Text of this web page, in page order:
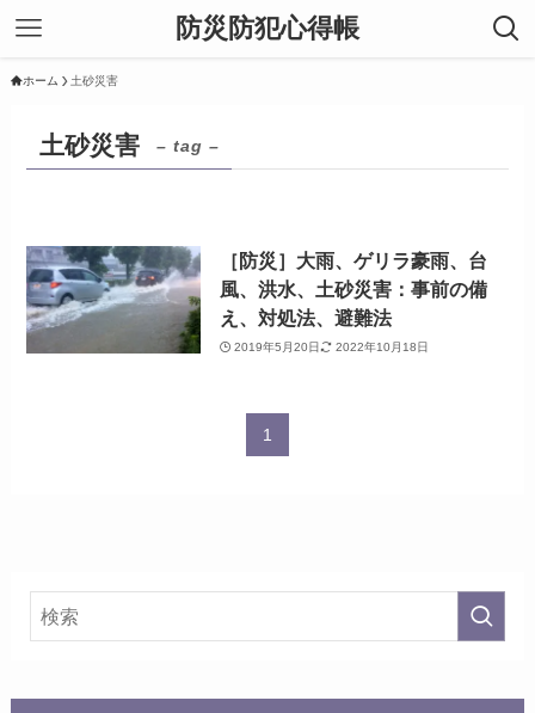
防災防犯心得帳
ホーム 土砂災害
土砂災害 – tag –
［防災］大雨、ゲリラ豪雨、台
風、洪水、土砂災害：事前の備
え、対処法、避難法
2019年5月20日 2022年10月18日
1